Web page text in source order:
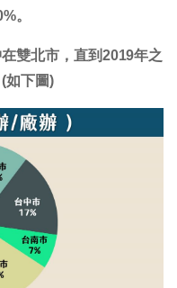
。
雙北市，直到2019年之
如下圖)